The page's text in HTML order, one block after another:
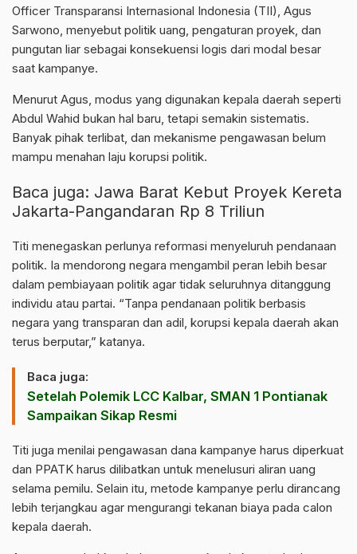
Officer Transparansi Internasional Indonesia (TII), Agus
Sarwono, menyebut politik uang, pengaturan proyek, dan
pungutan liar sebagai konsekuensi logis dari modal besar
saat kampanye.
Menurut Agus, modus yang digunakan kepala daerah seperti
Abdul Wahid bukan hal baru, tetapi semakin sistematis.
Banyak pihak terlibat, dan mekanisme pengawasan belum
mampu menahan laju korupsi politik.
Baca juga: Jawa Barat Kebut Proyek Kereta
Jakarta-Pangandaran Rp 8 Triliun
Titi menegaskan perlunya reformasi menyeluruh pendanaan
politik. Ia mendorong negara mengambil peran lebih besar
dalam pembiayaan politik agar tidak seluruhnya ditanggung
individu atau partai. “Tanpa pendanaan politik berbasis
negara yang transparan dan adil, korupsi kepala daerah akan
terus berputar,” katanya.
Baca juga:
Setelah Polemik LCC Kalbar, SMAN 1 Pontianak
Sampaikan Sikap Resmi
Titi juga menilai pengawasan dana kampanye harus diperkuat
dan PPATK harus dilibatkan untuk menelusuri aliran uang
selama pemilu. Selain itu, metode kampanye perlu dirancang
lebih terjangkau agar mengurangi tekanan biaya pada calon
kepala daerah.